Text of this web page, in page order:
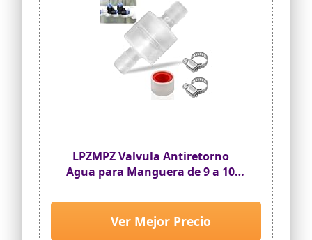
LPZMPZ Valvula Antiretorno
Agua para Manguera de 9 a 10
Antirretorno Retención Aire
Unidireccional Retorno En Línea
de Gasoil Plástico para Gasolina
Ver Mejor Precio